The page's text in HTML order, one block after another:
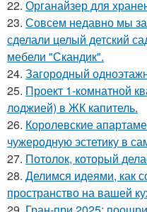
22. Органайзер для
23. Совсем недавно мы
сделали целый детский
мебели "Скандик".
24. Загородный
25. Проект 1-комнатной
лоджией) в ЖК капитель.
26. Королевские
чужеродную эстетику в
27. Потолок, который
28. Делимся идеями, как
пространство на вашей